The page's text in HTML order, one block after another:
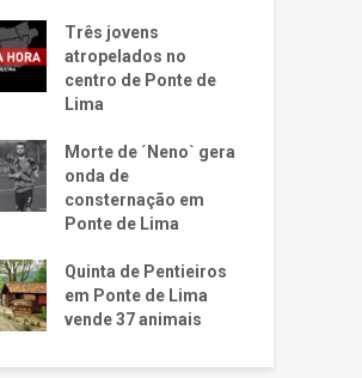
Três jovens
atropelados no
centro de Ponte de
Lima
Morte de ´Neno` gera
onda de
consternação em
Ponte de Lima
Quinta de Pentieiros
em Ponte de Lima
vende 37 animais